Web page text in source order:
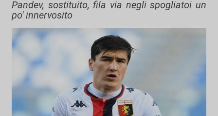
Pandev, sostituito, fila via negli spogliatoi un
po' innervosito